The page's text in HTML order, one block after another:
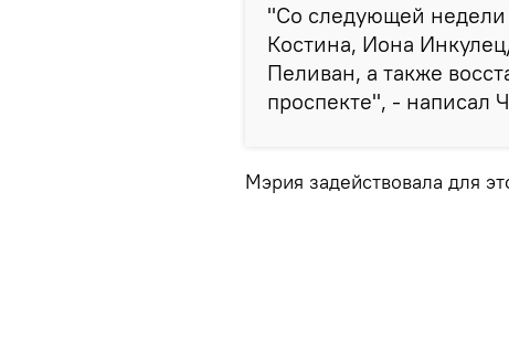
"Со следующей
Костина, Иона
Пеливан, а также
проспекте", - написал
Мэрия задействовала для